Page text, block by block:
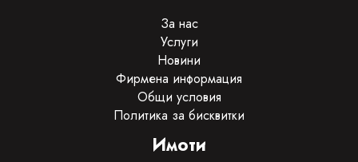
За нас
Услуги
Новини
Фирмена информация
Общи условия
Политика за бисквитки
Имоти